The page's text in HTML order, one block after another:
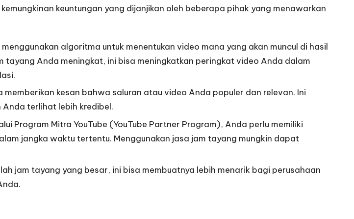
keuntungan yang dijanjikan oleh beberapa pihak yang menawarkan
menggunakan algoritma untuk menentukan video mana yang akan muncul di hasil
tayang Anda meningkat, ini bisa meningkatkan peringkat video Anda dalam
kesan bahwa saluran atau video Anda populer dan relevan. Ini
terlihat lebih kredibel.
Program Mitra YouTube (YouTube Partner Program), Anda perlu memiliki
jangka waktu tertentu. Menggunakan jasa jam tayang mungkin dapat
jam tayang yang besar, ini bisa membuatnya lebih menarik bagi perusahaan